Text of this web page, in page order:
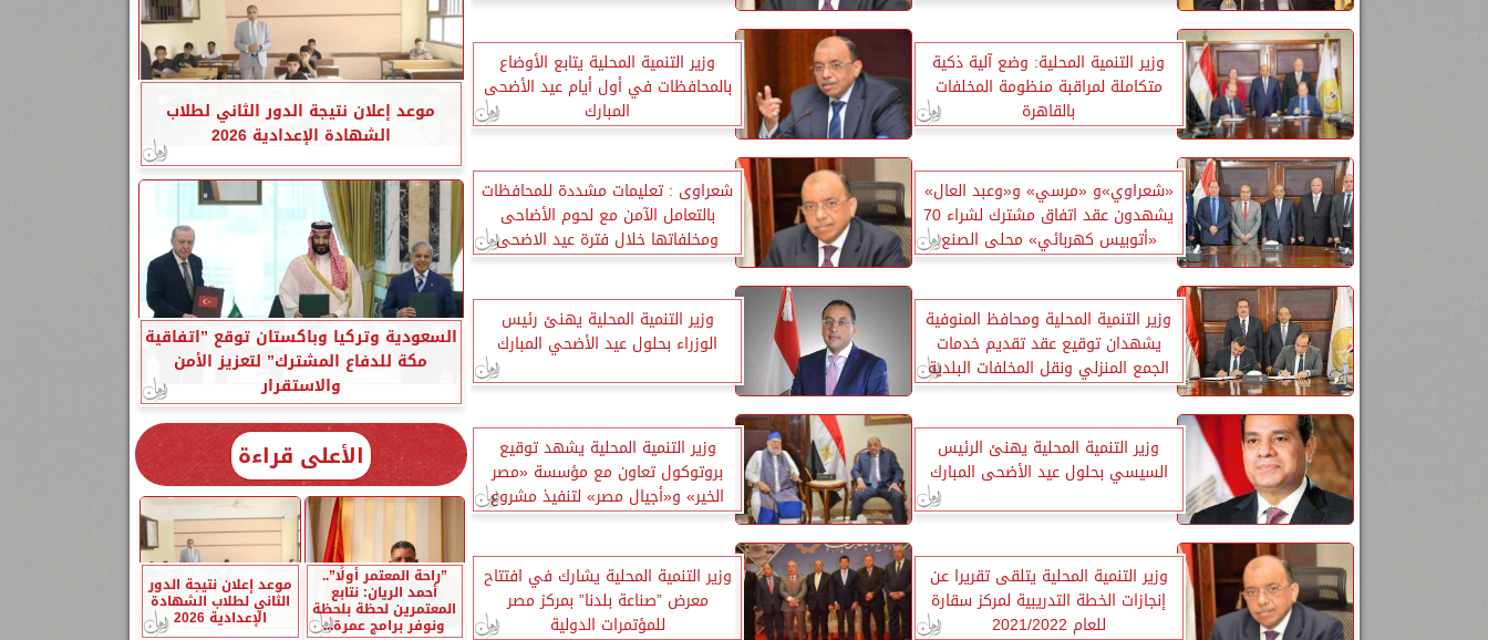
وزير التنمية المحلية: وضع آلية ذكية
متكاملة لمراقبة منظومة المخلفات
بالقاهرة
وزير التنمية المحلية يتابع الأوضاع
بالمحافظات في أول أيام عيد الأضحى
المبارك
«شعراوي»و «مرسي» و«وعبد العال»
يشهدون عقد اتفاق مشترك لشراء 70
«أتوبيس كهربائي» محلى الصنع
شعراوى : تعليمات مشددة للمحافظات
بالتعامل الآمن مع لحوم الأضاحى
ومخلفاتها خلال فترة عيد الاضحى
وزير التنمية المحلية ومحافظ المنوفية
يشهدان توقيع عقد تقديم خدمات
الجمع المنزلي ونقل المخلفات البلدية
الصلبة
وزير التنمية المحلية يهنئ رئيس
الوزراء بحلول عيد الأضحي المبارك
وزير التنمية المحلية يهنئ الرئيس
السيسي بحلول عيد الأضحى المبارك
وزير التنمية المحلية يشهد توقيع
بروتوكول تعاون مع مؤسسة «مصر
الخير» و«أجيال مصر» لتنفيذ مشروع
«قيم وحياة»
وزير التنمية المحلية يتلقى تقريرا عن
إنجازات الخطة التدريبية لمركز سقارة
للعام 2021/2022
وزير التنمية المحلية يشارك في افتتاح
معرض ”صناعة بلدنا” بمركز مصر
للمؤتمرات الدولية
موعد إعلان نتيجة الدور الثاني لطلاب
الشهادة الإعدادية 2026
السعودية وتركيا وباكستان توقع ”اتفاقية
مكة للدفاع المشترك” لتعزيز الأمن
والاستقرار
الأعلى قراءة
”راحة المعتمر أولًا”..
أحمد الريان: نتابع
المعتمرين لحظة بلحظة
ونوفر برامج عمرة...
موعد إعلان نتيجة الدور
الثاني لطلاب الشهادة
الإعدادية 2026